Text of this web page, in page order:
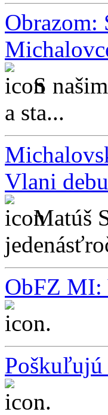
Obrazom:
S
a sta...
Vlani
Matúš
ObFZ MI:
...
Poškuľujú
...